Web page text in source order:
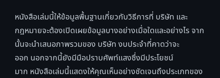
หนังสือเล่มนี้ให้ข้อมูลพื้นฐานเกี่ยวกับวิธีการที่ บริษัท และ
กฎหมายจะต้องเปิดเผยข้อมูลบางอย่างเมื่อใดและอย่างไร จาก
นั้นจะนำเสนอภาพรวมของ บริษัท งบประจำที่คาดว่าจะ
ออก นอกจากนี้ยังมีมือปราบศัพท์แสงซึ่งมีประโยชน์
มาก หนังสือเล่มนี้แสดงให้คุณเห็นอย่างชัดเจนถึงประเภทของ